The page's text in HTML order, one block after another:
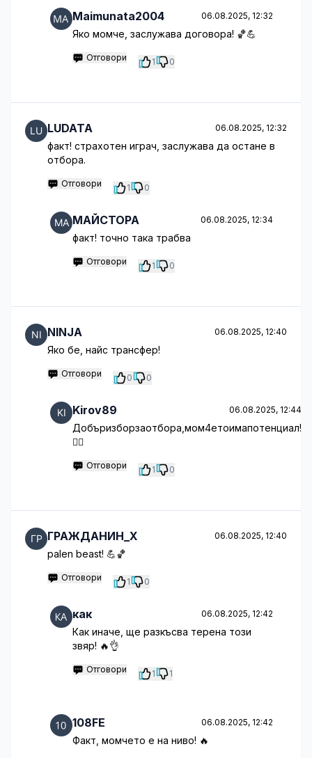
Maimunata2004 06.08.2025, 12:32
Яко момче, заслужава договора! 🏀💪
Отговори 1 0
LUDATA 06.08.2025, 12:32
факт! страхотен играч, заслужава да остане в
отбора.
Отговори 1 0
МАЙСТОРА 06.08.2025, 12:34
факт! точно така трабва
Отговори 1 0
NINJA 06.08.2025, 12:40
Яко бе, найс трансфер!
Отговори 0 0
Kirov89 06.08.2025, 12:44
Добъризборзаотбора,мом4етоимапотенциал!
🤦‍♂️
Отговори 1 0
ГРАЖДАНИН_Х 06.08.2025, 12:40
palen beast! 💪🏀
Отговори 1 0
как 06.08.2025, 12:42
Как иначе, ще разкъсва терена този
звяр! 🔥👌
Отговори 1 1
108FE 06.08.2025, 12:42
Факт, момчето е на ниво! 🔥